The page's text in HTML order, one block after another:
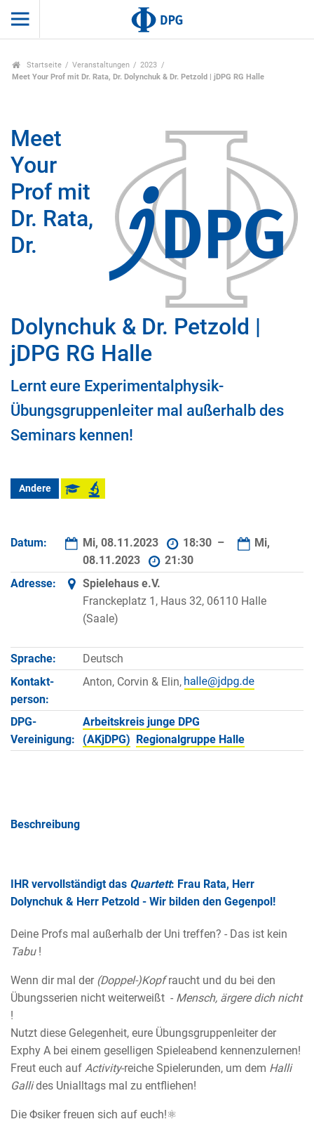
Startseite Veranstaltungen
2023
Meet Your Prof mit Dr. Rata, Dr. Dolynchuk & Dr. Petzold | jDPG RG Halle
Meet
Your
Prof mit
Dr. Rata,
Dr.
Dolynchuk & Dr. Petzold |
jDPG RG Halle
Lernt eure Experimentalphysik-
Übungsgruppenleiter mal außerhalb des
Seminars kennen!
Andere
Datum: Mi, 08.11.2023 18:30 –
Mi,
08.11.2023
21:30
Adresse:
Spielehaus e.V.
Franckeplatz 1, Haus 32, 06110 Halle
(Saale)
Sprache:
Deutsch
Kontakt­
person:
Anton, Corvin & Elin,
DPG-
Vereinigung:
Arbeitskreis junge DPG
(AKjDPG) Regionalgruppe Halle
Beschreibung
IHR vervollständigt das Quartett: Frau Rata, Herr
Dolynchuk & Herr Petzold - Wir bilden den Gegenpol!
Deine Profs mal außerhalb der Uni treffen? - Das ist kein
Tabu !
Wenn dir mal der (Doppel-)Kopfraucht und du bei den
Übungsserien nicht weiterweißt - Mensch, ärgere dich nicht
!
Nutzt diese Gelegenheit, eure Übungsgruppenleiter der
Exphy A bei einem geselligen Spieleabend kennenzulernen!
Freut euch auf Activity-reiche Spielerunden, um dem Halli
Gallides Unialltags mal zu entfliehen!
Die Φsiker freuen sich auf euch!⚛︎